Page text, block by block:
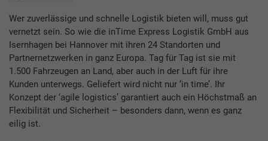
Wer zuverlässige und schnelle Logistik bieten will, muss gut
vernetzt sein. So wie die inTime Express Logistik GmbH aus
Isernhagen bei Hannover mit ihren 24 Standorten und
Partnernetzwerken in ganz Europa. Tag für Tag ist sie mit
1.500 Fahrzeugen an Land, aber auch in der Luft für ihre
Kunden unterwegs. Geliefert wird nicht nur ‘in time’. Ihr
Konzept der ‘agile logistics’ garantiert auch ein Höchstmaß an
Flexibilität und Sicherheit – besonders dann, wenn es ganz
eilig ist.